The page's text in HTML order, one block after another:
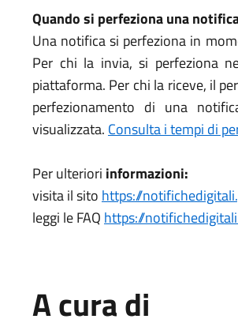
Quando si perfeziona una
Una notifica si perfeziona in
Per chi la invia, si perfeziona
piattaforma. Per chi la riceve, il
perfezionamento di una
visualizzata. Consulta i tempi di
Per ulteriori informazioni:
visita il sito https://
leggi le FAQ https://
A cura di